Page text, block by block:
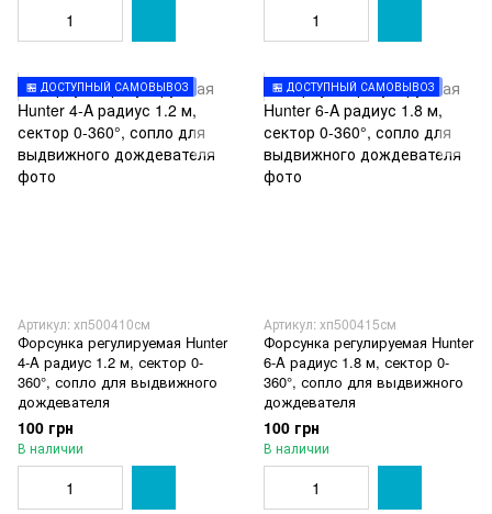
🏪 ДОСТУПНЫЙ САМОВЫВОЗ
Артикул: хп500410см
Форсунка регулируемая Hunter
4-A радиус 1.2 м, сектор 0-
360°, сопло для выдвижного
дождевателя
100 грн
В наличии
🏪 ДОСТУПНЫЙ САМОВЫВОЗ
Артикул: хп500415см
Форсунка регулируемая Hunter
6-A радиус 1.8 м, сектор 0-
360°, сопло для выдвижного
дождевателя
100 грн
В наличии